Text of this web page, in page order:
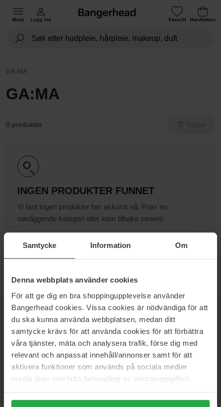
Samtycke Information Om
Denna webbplats använder cookies
För att ge dig en bra shoppingupplevelse använder
Bangerhead cookies. Vissa cookies är nödvändiga för att
du ska kunna använda webbplatsen, medan ditt
samtycke krävs för att använda cookies för att förbättra
våra tjänster, mäta och analysera trafik, förse dig med
relevant och anpassat innehåll/annonser samt för att
aktivera funktioner som används på sociala medier
media (kan innefatta behandling av personuppgifter).
Genom att trycka på "Tillåt alla cookies" accepterar du
Meny Logg inn Favoritt Handlekurv
GA:MA
GA:MA
0 produkter
INGEN PRODUKTER FUNNET
Vi fant ingen produkter her akkurat nå. Prøv en
nærliggende kategori eller kom tilbake senere.
Gå til B
NYHETSBREVVÆR FØRST UTE
Vil du få de beste beauty-nyhetene rett i innboksen? Vi gir deg
de siste trendene, tipsene og eksklusive tilbud!